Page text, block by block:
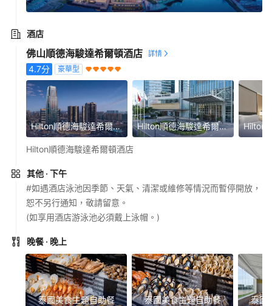
酒店
佛山順德海駿達希爾頓酒店
4.7分 豪華型
Hilton順德海駿達希爾頓酒店 Hilton順德海駿達希爾頓酒店
Hilton順德海駿達希爾頓酒店
其他 · 下午
#如遇酒店泳池因季節、天氣、清潔或維修等情況而暫停開放，
恕不另行通知，敬請留意。
(如享用酒店游泳池必須戴上泳帽。)
晚餐 · 晚上
泰國美食主題自助餐 泰國美食主題自助餐 泰國